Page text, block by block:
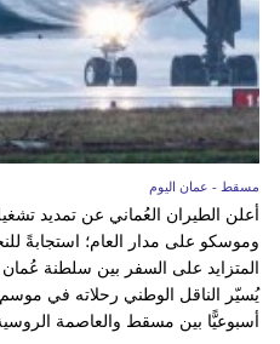
مسقط - عمان اليوم
أعلن الطيران العُماني عن تمديد
وموسكو على مدار العام؛ استجابةً
المتزايد على السفر بين سلطنة
يُسيّر الناقل الوطني رحلاته في
أسبوعيًّا بين مسقط والعاصمة